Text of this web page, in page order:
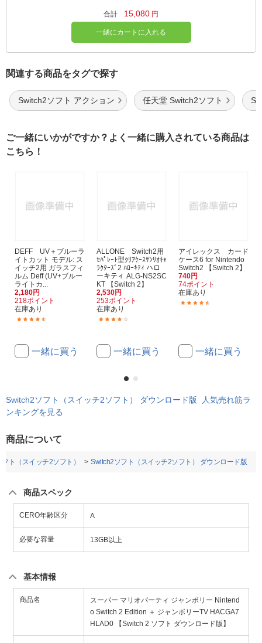
合計 15,080 円
一緒にカートに入れる
関連する商品をタグで探す
Switch2ソフト アクション 任天堂 Switch2ソフト
ご一緒にいかがですか？よく一緒に購入されている商品は
こちら！
DEFF UV＋ブルーラ
イトカット モデル: ス
イッチ2用 ガラスフィ
ルム Deff (UV+ブルー
ライトカ...
2,180円
218ポイント
在庫あり
一緒に買う
ALLONE Switch2用
ｾﾊﾟﾚｰﾄ型ｸﾘｱｹｰｽｻﾝﾘｵｷｬ
ﾗｸﾀｰｽﾞ2 ﾊﾛｰｷﾃｨ ハロ
ーキティ ALG-NS2SC
KT 【Switch 2】
2,530円
253ポイント
在庫あり
一緒に買う
アイレックス カード
ケース6 for Nintendo
Switch2 【Switch 2】
740円
74ポイント
在庫あり
一緒に買う
Switch2ソフト（スイッチ2ソフト） ダウンロード版 人気売れ筋ラ
ンキングを見る
商品について
ト（スイッチ2ソフト） Switch2ソフト（スイッチ2ソフト） ダウンロード版
商品スペック
CERO年齢区分 A
必要な容量 13GB以上
基本情報
商品名
スーパー マリオパーティ ジャンボリー Nintend
o Switch 2 Edition ＋ ジャンボリーTV HACGA7
HLAD0 【Switch 2 ソフト ダウンロード版】